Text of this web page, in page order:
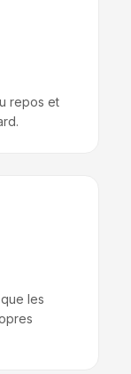
repos et
les